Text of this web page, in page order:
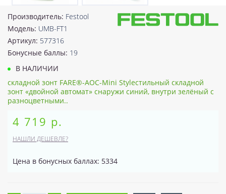
Производитель: Festool
Модель: UMB-FT1
Артикул: 577316
Бонусные баллы: 19
В НАЛИЧИИ
складной зонт FARE®-AOC-Mini Styleстильный складной
зонт «двойной автомат» снаружи синий, внутри зелёный с
разноцветными..
4 719 р.
НАШЛИ ДЕШЕВЛЕ?
Цена в бонусных баллах: 5334